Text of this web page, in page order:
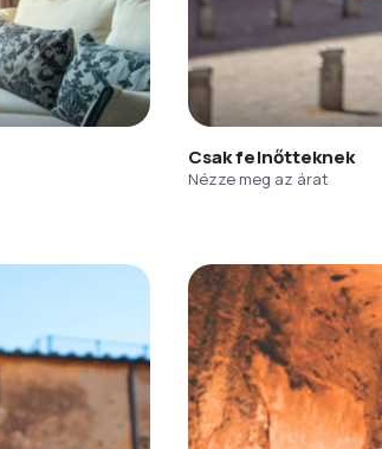
Csak felnőtteknek
Nézze meg az árat